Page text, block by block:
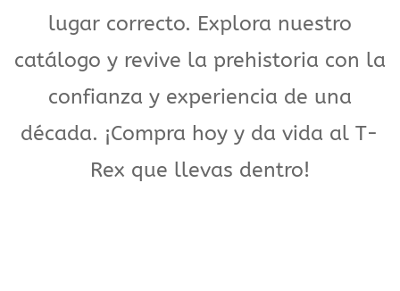
lugar correcto. Explora nuestro
catálogo y revive la prehistoria con la
confianza y experiencia de una
década. ¡Compra hoy y da vida al T-
Rex que llevas dentro!